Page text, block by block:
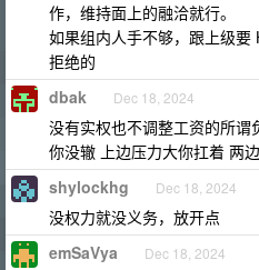
作，维持面上的融洽就行。
如果组内人手不够，跟上级
拒绝的
dbak Dec 18, 2024
没有实权也不调整工资的所
你没辙 上边压力大你扛着 两
shylockhg Dec 18, 2024
没权力就没义务，放开点
emSaVya Dec 18, 2024